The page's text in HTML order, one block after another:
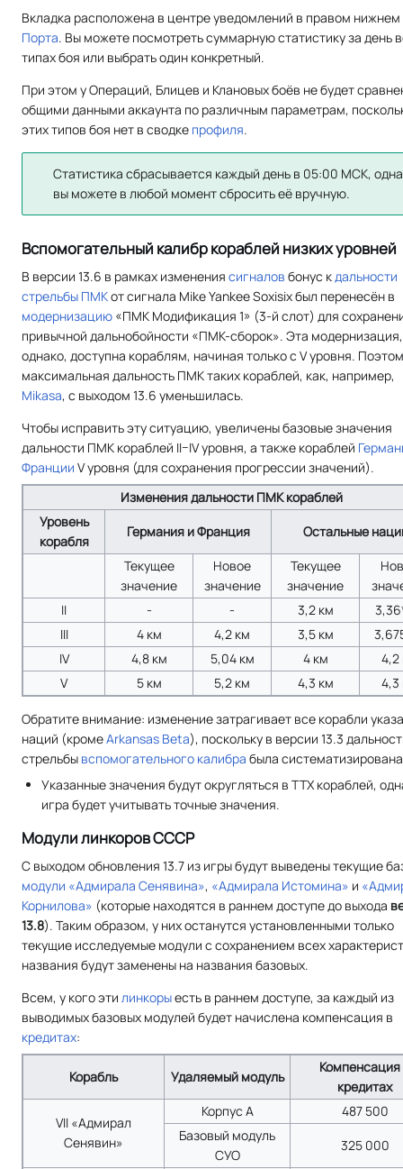
Вкладка расположена в центре уведомлений в правом нижнем
Порта. Вы можете посмотреть суммарную статистику за день
типах боя или выбрать один конкретный.
При этом у Операций, Блицев и Клановых боёв не будет
общими данными аккаунта по различным параметрам,
этих типов боя нет в сводке профиля.
Статистика сбрасывается каждый день в 05:00 МСК,
вы можете в любой момент сбросить её вручную.
Вспомогательный калибр кораблей низких уровней
В версии 13.6 в рамках изменения сигналов бонус кдальности
стрельбы ПМКот сигнала Mike Yankee Soxisix был перенесён в
модернизацию «ПМК Модификация 1» (3-й слот) для
привычной дальнобойности «ПМК-сборок». Эта модернизация,
однако, доступна кораблям, начиная только с V уровня.
максимальная дальность ПМК таких кораблей, как, например,
Mikasa, с выходом 13.6 уменьшилась.
Чтобы исправить эту ситуацию, увеличены базовые значения
дальности ПМК кораблей II–IV уровня, а также кораблей
Франции V уровня (для сохранения прогрессии значений).
Изменения дальности ПМК кораблей
Уровень
корабля
Германия и Франция
Остальные
Текущее
значение
Новое
значение
Текущее
значение
II
- - 3,2 км
III
4 км 4,2 км 3,5 км
IV
4,8 км 5,04 км 4 км
4,2
V
5 км 5,2 км 4,3 км 4,3
Обратите внимание: изменение затрагивает все корабли
наций (кромеArkansas Beta), поскольку в версии 13.3
стрельбы вспомогательного калибра была
Указанные значения будут округляться в ТТХ кораблей,
игра будет учитывать точные значения.
Модули линкоров СССР
С выходом обновления 13.7 из игры будут выведены текущие
модули «Адмирала Сенявина», «Адмирала Истомина» и
Корнилова» (которые находятся в раннем доступе до выхода
13.8). Таким образом, у них останутся установленными только
текущие исследуемые модули с сохранением всех
названия будут заменены на названия базовых.
Всем, у кого эти линкорыесть в раннем доступе, за каждый из
выводимых базовых модулей будет начислена компенсация в
кредитах:
Корабль Удаляемый модуль
Компенсация
кредитах
VII «Адмирал
Сенявин»
Корпус А
487 500
Базовый модуль
СУО
325 000